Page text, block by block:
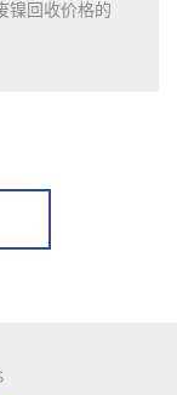
镍回收价格的